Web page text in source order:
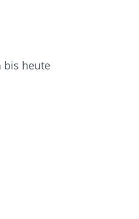
bis heute